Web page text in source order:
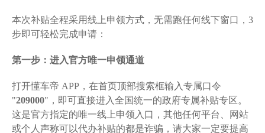
本次补贴全程采用线上申领方式，无需跑任何线下窗口，3
步即可轻松完成申请：
第一步：进入官方唯一申领通道
打开懂车帝 APP，在首页顶部搜索框输入专属口令
"209000"，即可直接进入全国统一的政府专属补贴专区。
这是官方指定的唯一线上申领入口，其他任何平台、网站
或个人声称可以代办补贴的都是诈骗，请大家一定要提高